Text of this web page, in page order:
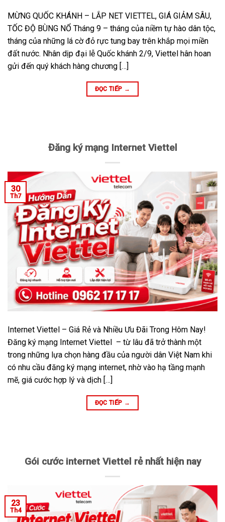
MỪNG QUỐC KHÁNH – LẮP NET VIETTEL, GIÁ GIẢM SÂU,
TỐC ĐỘ BÙNG NỔ Tháng 9 – tháng của niềm tự hào dân tộc,
tháng của những lá cờ đỏ rực tung bay trên khắp mọi miền
đất nước. Nhân dịp đại lễ Quốc khánh 2/9, Viettel hân hoan
gửi đến quý khách hàng chương […]
ĐỌC TIẾP →
Đăng ký mạng Internet Viettel
30
Th7
Internet Viettel – Giá Rẻ và Nhiều Ưu Đãi Trong Hôm Nay!
Đăng ký mạng Internet Viettel – từ lâu đã trở thành một
trong những lựa chọn hàng đầu của người dân Việt Nam khi
có nhu cầu đăng ký mạng internet, nhờ vào hạ tầng mạnh
mẽ, giá cước hợp lý và dịch […]
ĐỌC TIẾP →
Gói cước internet Viettel rẻ nhất hiện nay
23
Th4